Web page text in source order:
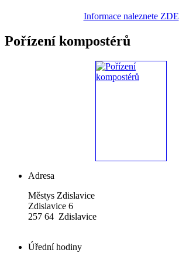
Informace naleznete ZDE
Pořízení kompostérů
Adresa
Městys Zdislavice
Zdislavice 6
257 64 Zdislavice
Úřední hodiny